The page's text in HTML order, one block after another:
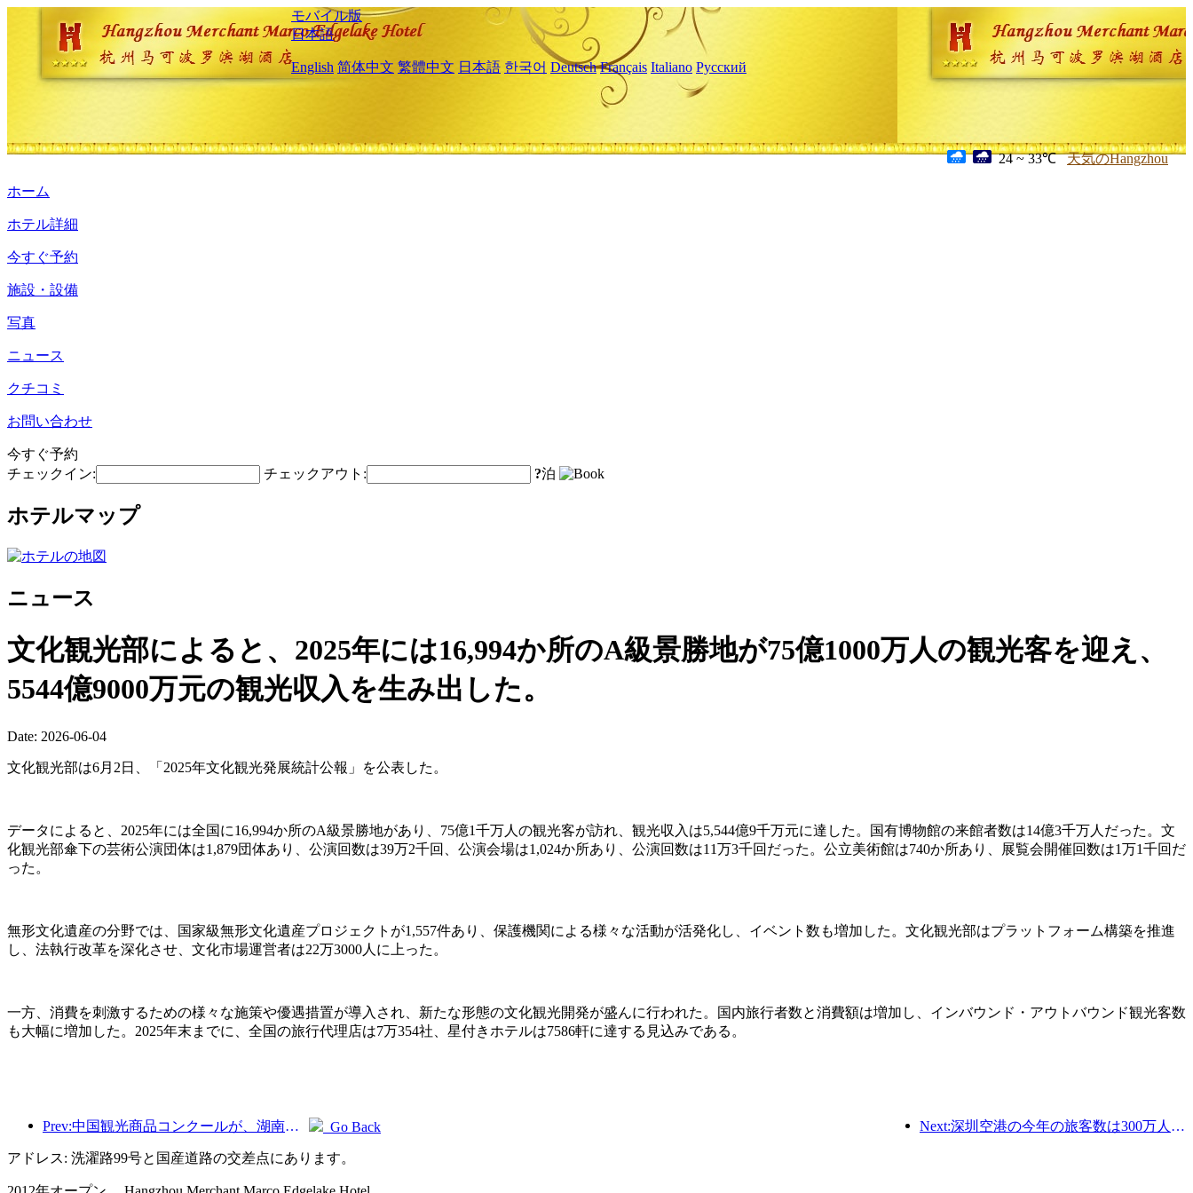
モバイル版
日本語
English 简体中文 繁體中文 日本語 한국어 Deutsch Français Italiano Русский
24 ~ 33℃ 天気のHangzhou
ホーム
ホテル詳細
今すぐ予約
施設・設備
写真
ニュース
クチコミ
お問い合わせ
今すぐ予約
チェックイン:
チェックアウト: ?泊
ホテルマップ
ニュース
文化観光部によると、2025年には16,994か所のA級景勝地が75億1000万人の観光客を迎え、
5544億9000万元の観光収入を生み出した。
Date: 2026-06-04
文化観光部は6月2日、「2025年文化観光発展統計公報」を公表した。
データによると、2025年には全国に16,994か所のA級景勝地があり、75億1千万人の観光客が訪れ、観光収入は5,544億9千万元に達した。国有博物館の来館者数は14億3千万人だった。文
化観光部傘下の芸術公演団体は1,879団体あり、公演回数は39万2千回、公演会場は1,024か所あり、公演回数は11万3千回だった。公立美術館は740か所あり、展覧会開催回数は1万1千回だ
った。
無形文化遺産の分野では、国家級無形文化遺産プロジェクトが1,557件あり、保護機関による様々な活動が活発化し、イベント数も増加した。文化観光部はプラットフォーム構築を推進
し、法執行改革を深化させ、文化市場運営者は22万3000人に上った。
一方、消費を刺激するための様々な施策や優遇措置が導入され、新たな形態の文化観光開発が盛んに行われた。国内旅行者数と消費額は増加し、インバウンド・アウトバウンド観光客数
も大幅に増加した。2025年末までに、全国の旅行代理店は7万354社、星付きホテルは7586軒に達する見込みである。
Prev:中国観光商品コンクールが、湖南省湘潭市にて盛況のうちに開催されました。 Next:深圳空港の今年の旅客数は300万人を超え、同期間の新記録を樹立した。
Go Back
アドレス: 洗濯路99号と国産道路の交差点にあります。